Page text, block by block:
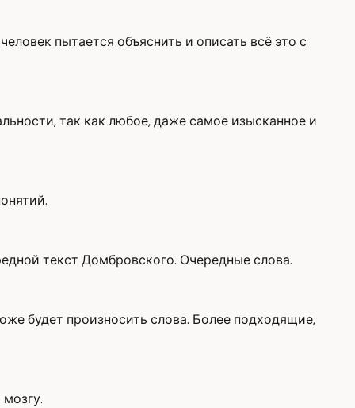
пытается объяснить и описать всё это с
так как любое, даже самое изысканное и
текст Домбровского. Очередные слова.
будет произносить слова. Более подходящие,